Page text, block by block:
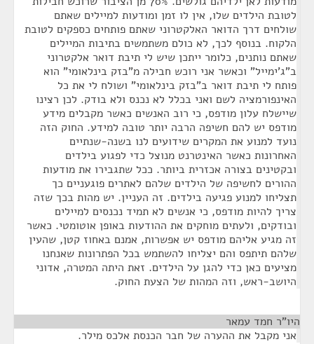
לטובת הילדים שלו, אין לו זמן ומודעות למיילים שאתם
שולחים דרך הדואר האלקטרוני שאתם פותחים כספקים לטובת
הלקוח. בנוסף לכך, לא כולם משתמשים בתיבות המיילים
שאתם נותנים, כלומר ייתכן שיש לי תיבת דואר אלקטרוני
ב"ג'ימייל" וכאשר אני רוכש חבילה מ"בזק בינלאומי" הוא
פותח לי תיבת דואר ב"בזק בינלאומי" ושולח לי את כל
האינפורמציה לשם ואני בכלל לא נכנס ולא בודק. לכן רצינו
שיישלח עלון מודפס, כי רוב האנשים כאשר מקבלים מידע
מודפס יש להם חשיפה הרבה יותר טובה למידע. החוק הזה
נועד למנוע את המקרים שידועים לנו בשנה-שנתיים
האחרונות כאשר האינטרנט מנוצל כדי לפגוע בילדים
ובקטינים בצורה אכזרית ביותר. ככל שתגבירו את מודעות
ההורים לחשיפה של הילדים שלהם לאתרים פוגעניים כך
תצליחו למנוע פגיעה בילדים. זה העניין. יש מהות בכך שזה
צריך להיות מודפס, כי אנשים לא תמיד נכנסים למיילים
ובודקים, ולעתים מוחקים את ההודעות באופן אוטומטי. כאשר
זה מגיע אליהם מודפס יש אפשרות, אמנם באחוז קטן, שהעין
שלהם תיתפס והם יצליחו להשתמש בכל הפתרונות שאנחנו
מציעים כאן כדי להגן על הילדים. זאת היתה המטרה, אדוני
היושב-ראש, וזה המהות של הצעת החוק.
היו"ר חמד עמאר
אני מקבל את ההערה של חבר הכנסת אלכס מילר.